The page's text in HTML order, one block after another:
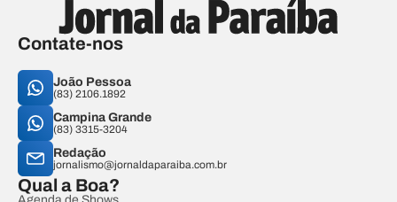
Contate-nos
João Pessoa
(83) 2106.1892
Campina Grande
(83) 3315-3204
Redação
jornalismo@jornaldaparaiba.com.br
Qual a Boa?